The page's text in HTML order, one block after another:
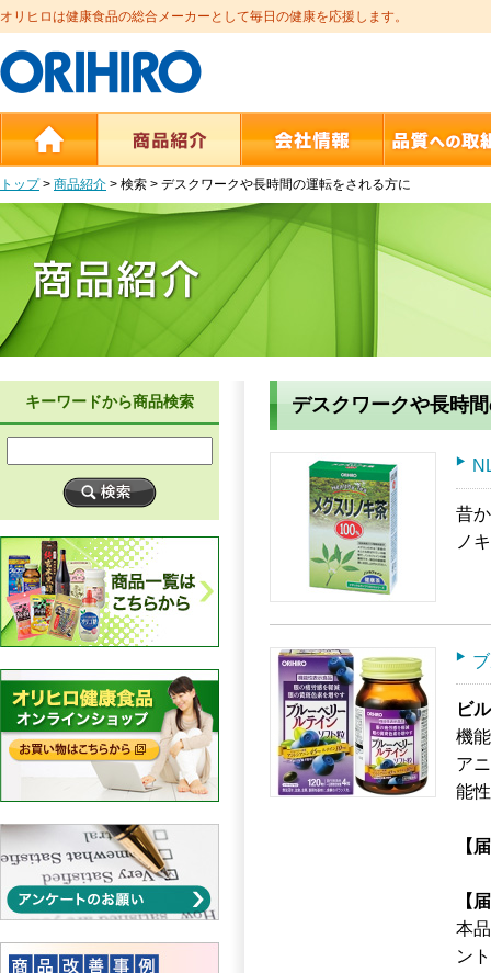
オリヒロは健康食品の総合メーカーとして毎日の健康を応援します。
トップ> 商品紹介 > 検索 > デスクワークや長時間の運転をされる方に
キーワードから商品検索 デスクワークや長時
昔
ノ
ビ
機
ア
能
【
【
本
ン